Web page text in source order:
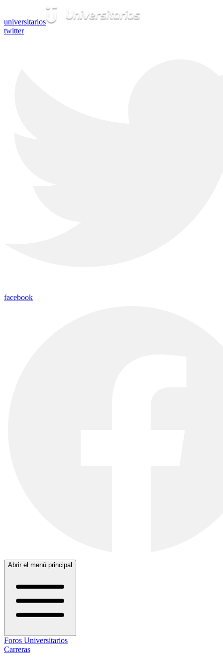
universitarios
twitter
facebook
Abrir el menú principal
Foros Universitarios
Carreras